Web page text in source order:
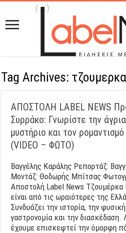
Tag Archives: τζουμερκα
ΑΠΟΣΤΟΛΗ LABEL NEWS
Συρράκο: Γνωρίστε την
μυστήριο και τον
(VIDEO – ΦΩΤΟ)
Βαγγέλης Καράλης Ρεπορτάζ:
Μοντάζ: Θοδωρής Μπίτσας
Αποστολή Label News Τζουμέρκα
είναι από τις ωραιότερες της
Συνδυάζει την ιστορία, την
γαστρονομία και την διασκέδαση.
έχουμε επισκεφτεί την όμορφη